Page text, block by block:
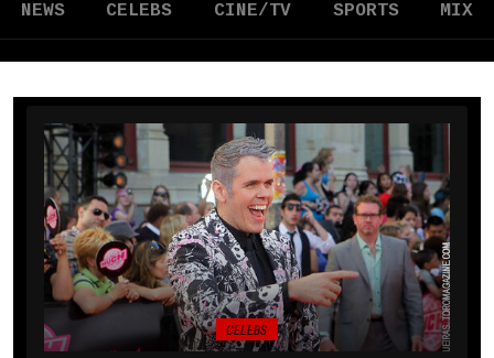
NEWS CELEBS CINE/TV SPORTS MIX
CELEBS